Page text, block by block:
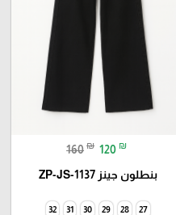
160 ₪ 120 ₪
بنطلون جينز ZP-JS-1137
27
28
29
30
31
32